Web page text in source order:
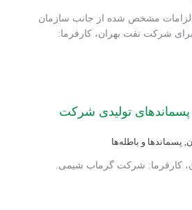
مشخص شده از جانب سازمان
شرکت نفت بهران، کارفرما:
تولیدی شرکت
پسماندها و باطله‌ها
کارفرما: شرکت گرماب شیمی.